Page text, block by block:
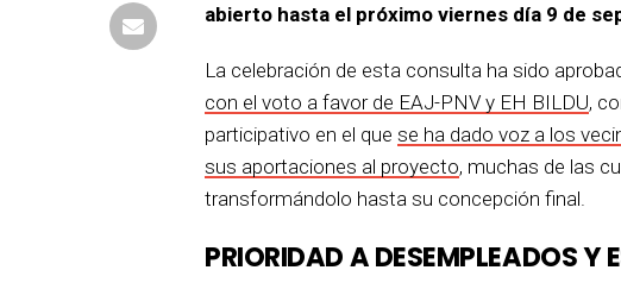
abierto hasta el próximo viernes día 9 de
La celebración de esta consulta ha sido
con el voto a favor de EAJ-PNV y EH BILDU,
participativo en el que se ha dado voz a los
sus aportaciones al proyecto, muchas de las
transformándolo hasta su concepción final.
PRIORIDAD A DESEMPLEADOS Y